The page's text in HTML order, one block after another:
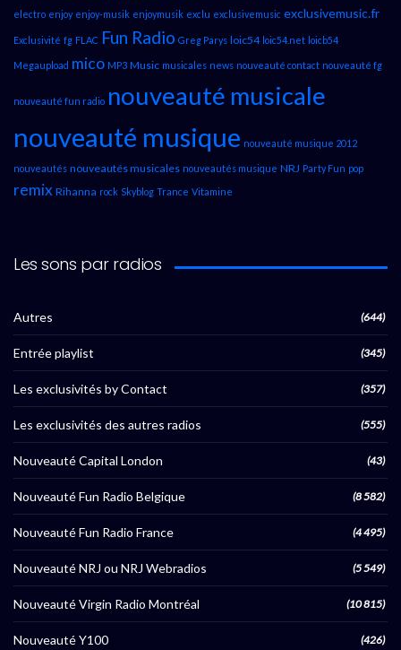
electro enjoy enjoy-musik enjoymusik exclu exclusivemusic exclusivemusic.fr
Exclusivité fg FLAC Fun Radio Greg Parys loic54 loic54.net loicb54
Megaupload mico MP3 Music musicales news nouveauté contact nouveauté fg
nouveauté fun radio nouveauté musicale
nouveauté musique nouveauté musique 2012
nouveautés nouveautés musicales nouveautés musique NRJ Party Fun pop
remix Rihanna rock Skyblog Trance Vitamine
Les sons par radios
Autres (644)
Entrée playlist (345)
Les exclusivités by Contact (357)
Les exclusivités des autres radios (555)
Nouveauté Capital London (43)
Nouveauté Fun Radio Belgique (8 582)
Nouveauté Fun Radio France (4 495)
Nouveauté NRJ ou NRJ Webradios (5 549)
Nouveauté Virgin Radio Montréal (10 815)
Nouveauté Y100 (426)